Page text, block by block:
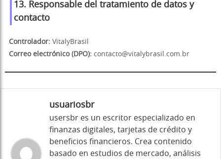
13. Responsable del tratamiento de datos y
contacto
Controlador: VitalyBrasil
Correo electrónico (DPO): contacto@vitalybrasil.com.br
usuariosbr
usersbr es un escritor especializado en
finanzas digitales, tarjetas de crédito y
beneficios financieros. Crea contenido
basado en estudios de mercado, análisis